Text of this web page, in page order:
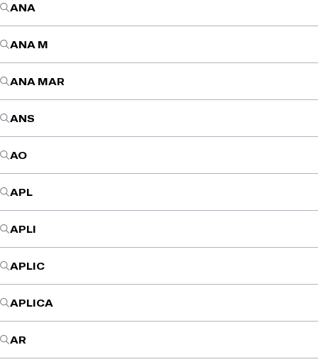
ANA
ANA M
ANA MAR
ANS
AO
APL
APLI
APLIC
APLICA
AR